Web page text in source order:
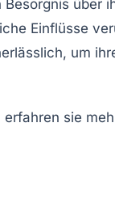
über
Einflüsse
um